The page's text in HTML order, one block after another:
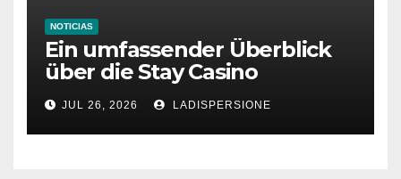
NOTICIAS
Ein umfassender Überblick
über die Stay Casino
Bonusbedingungen
JUL 26, 2026 LADISPERSIONE